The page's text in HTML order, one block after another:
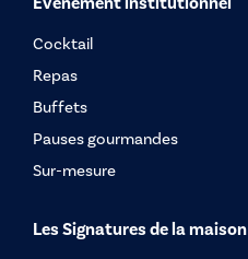
Cocktail
Repas
Buffets
Pauses gourmandes
Sur-mesure
Les Signatures de la maison